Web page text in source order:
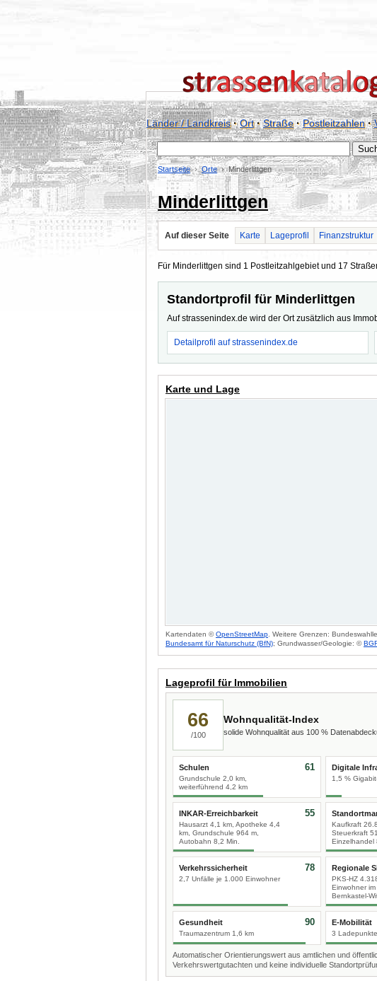
Länder / Landkreis·Ort·Straße·Postleitzahlen·
Startseite Orte Minderlittgen
Minderlittgen
Auf dieser Seite Karte Lageprofil Finanzstruktur
Für Minderlittgen sind 1 Postleitzahlgebiet und 17
Standortprofil für Minderlittgen
Auf strassenindex.de wird der Ort zusätzlich aus
Detailprofil auf strassenindex.de
Karte und Lage
Kartendaten ©OpenStreetMap . Weitere Grenzen:
Bundesamt für Naturschutz (BfN); Grundwasser/Geologie: ©
Lageprofil für Immobilien
66
/100
Wohnqualität-Index
solide Wohnqualität aus 100 %
Schulen
Grundschule 2,0 km,
weiterführend 4,2 km
61 Digitale
1,5 %
INKAR-Erreichbarkeit
Hausarzt 4,1 km, Apotheke 4,4
km, Grundschule 964 m,
Autobahn 8,2 Min.
55
Kaufkraft
Steuerkraft
Einzelhandel
Verkehrssicherheit
2,7 Unfälle je 1.000 Einwohner
78 Regionale
PKS-HZ
Einwohner
Bernkastel-
Gesundheit
Traumazentrum 1,6 km
90 E-Mobilität
3
Automatischer Orientierungswert aus amtlichen und
Verkehrswertgutachten und keine individuelle